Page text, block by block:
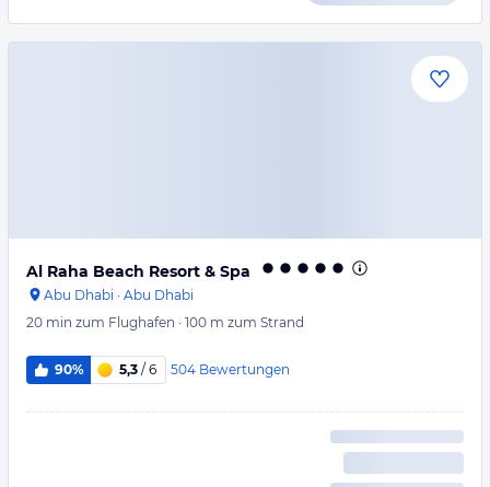
Al Raha Beach Resort & Spa
Abu Dhabi · Abu Dhabi
20 min zum Flughafen · 100 m zum Strand
90% 5,3 / 6 504 Bewertungen